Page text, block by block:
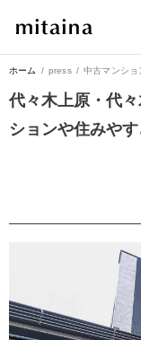
ホーム press 中古マンショ
代々木上原・代
ションや住みや